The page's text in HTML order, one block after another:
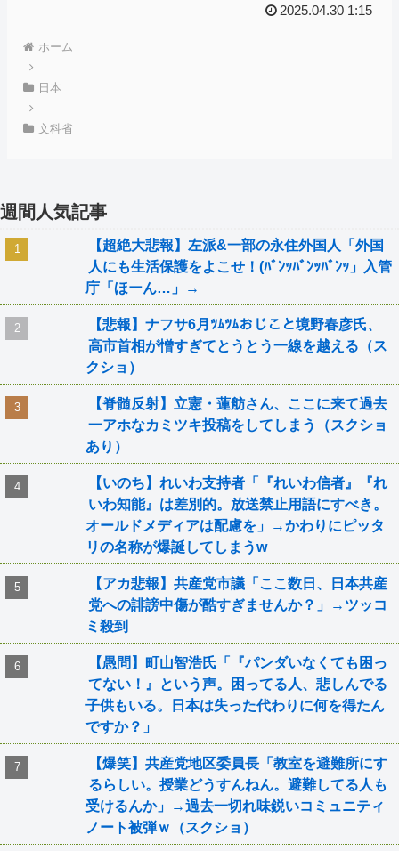
2025.04.30 1:15
ホーム
日本
文科省
週間人気記事
【超絶大悲報】左派&一部の永住外国人「外国
人にも生活保護をよこせ！(ﾊﾞﾝｯﾊﾞﾝｯﾊﾞﾝｯ」入管
庁「ほーん…」→
【悲報】ナフサ6月ﾂﾑﾂﾑおじこと境野春彦氏、
高市首相が憎すぎてとうとう一線を越える（ス
クショ）
【脊髄反射】立憲・蓮舫さん、ここに来て過去
一アホなカミツキ投稿をしてしまう（スクショ
あり）
【いのち】れいわ支持者「『れいわ信者』『れ
いわ知能』は差別的。放送禁止用語にすべき。
オールドメディアは配慮を」→かわりにピッタ
リの名称が爆誕してしまうw
【アカ悲報】共産党市議「ここ数日、日本共産
党への誹謗中傷が酷すぎませんか？」→ツッコ
ミ殺到
【愚問】町山智浩氏「『パンダいなくても困っ
てない！』という声。困ってる人、悲しんでる
子供もいる。日本は失った代わりに何を得たん
ですか？」
【爆笑】共産党地区委員長「教室を避難所にす
るらしい。授業どうすんねん。避難してる人も
受けるんか」→過去一切れ味鋭いコミュニティ
ノート被弾ｗ（スクショ）